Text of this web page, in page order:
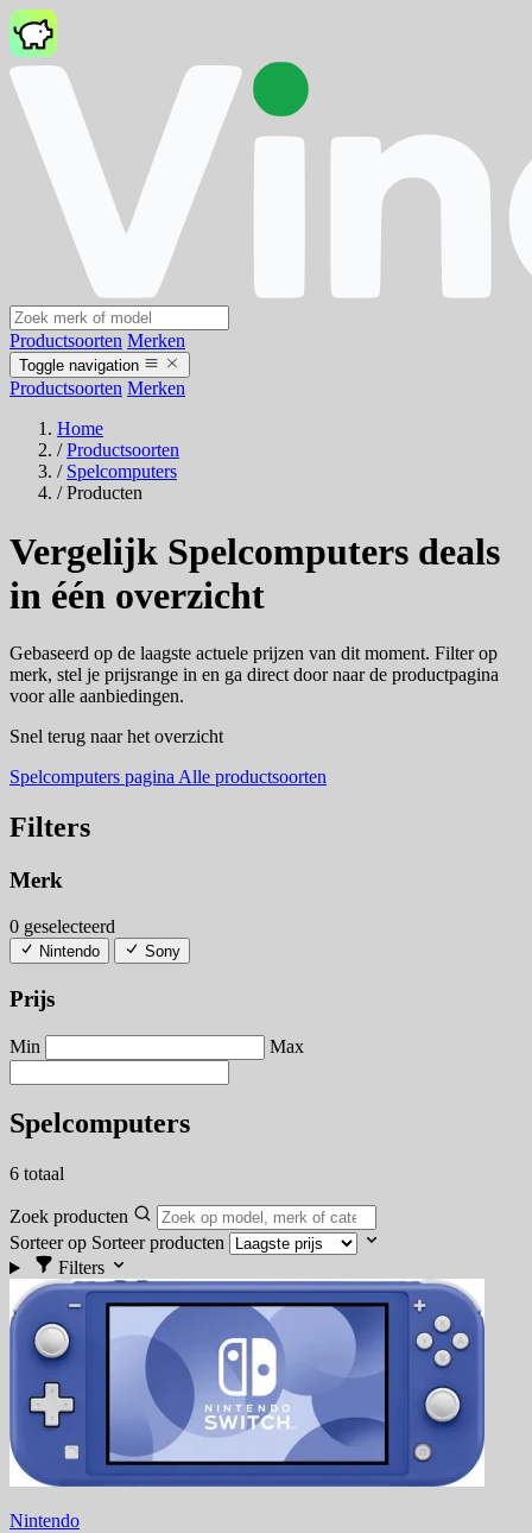
Productsoorten Merken
Toggle navigation
Productsoorten Merken
Home
/ Productsoorten
/ Spelcomputers
/ Producten
Vergelijk Spelcomputers deals
in één overzicht
Gebaseerd op de laagste actuele prijzen van dit moment. Filter op
merk, stel je prijsrange in en ga direct door naar de productpagina
voor alle aanbiedingen.
Snel terug naar het overzicht
Spelcomputers pagina Alle productsoorten
Filters
Merk
0 geselecteerd
Nintendo Sony
Prijs
Min Max
Spelcomputers
6 totaal
Zoek producten
Sorteer op Sorteer producten
Filters
Nintendo